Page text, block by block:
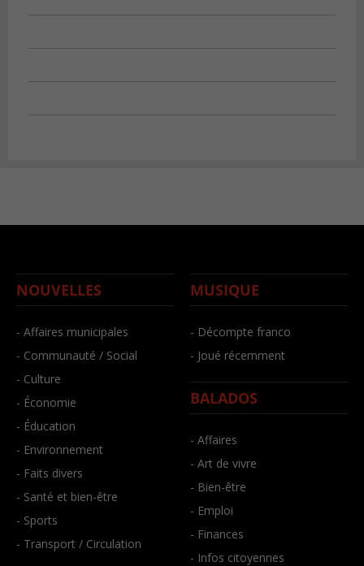
NOUVELLES
- Affaires municipales
- Communauté / Social
- Culture
- Économie
- Éducation
- Environnement
- Faits divers
- Santé et bien-être
- Sports
- Transport / Circulation
MUSIQUE
- Décompte franco
- Joué récemment
BALADOS
- Affaires
- Art de vivre
- Bien-être
- Emploi
- Finances
- Infos citoyennes